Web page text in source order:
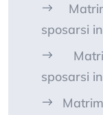
sposarsi
sposarsi